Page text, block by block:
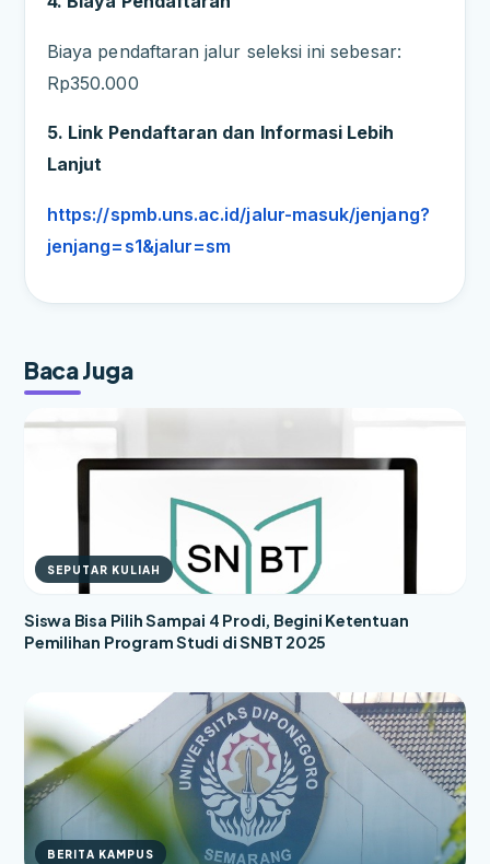
Biaya pendaftaran jalur seleksi ini sebesar:
Rp350.000
5. Link Pendaftaran dan Informasi Lebih
Lanjut
https://spmb.uns.ac.id/jalur-masuk/jenjang?
jenjang=s1&jalur=sm
Baca Juga
SEPUTAR KULIAH
Siswa Bisa Pilih Sampai 4 Prodi, Begini Ketentuan
Pemilihan Program Studi di SNBT 2025
BERITA KAMPUS